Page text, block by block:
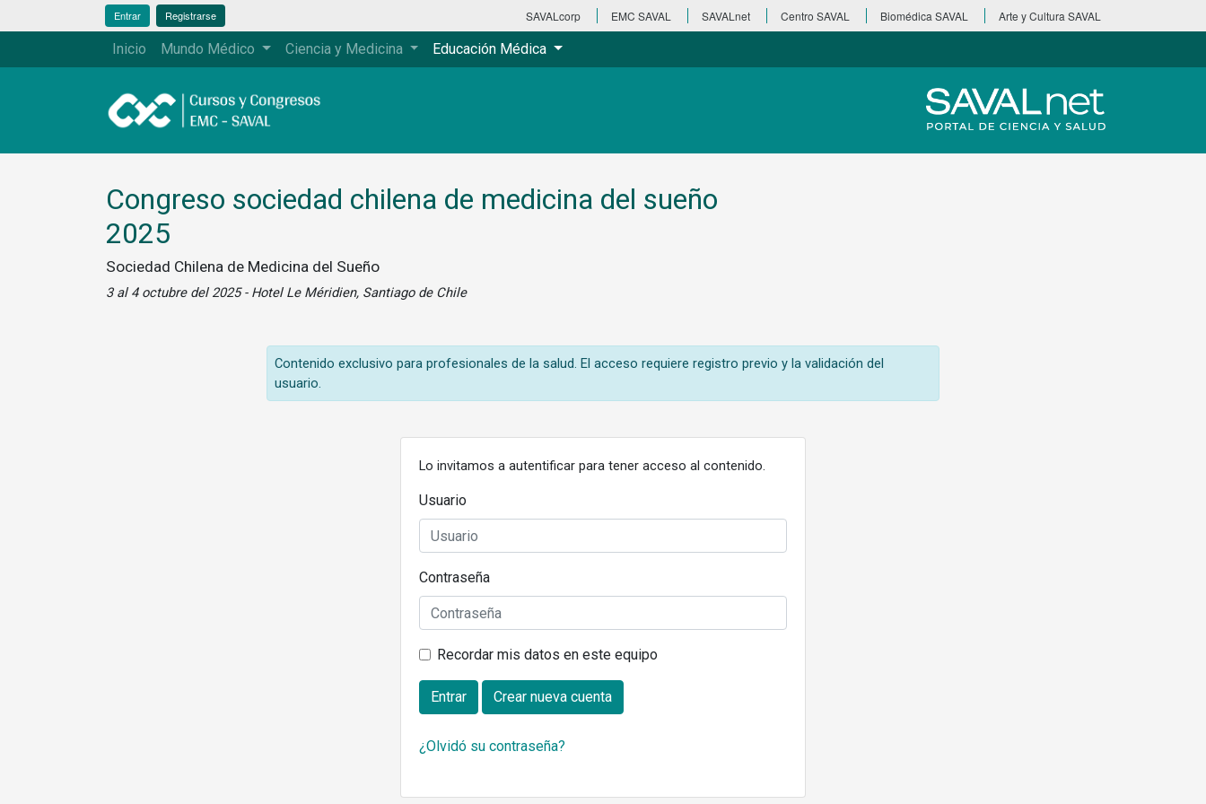
Entrar Registrarse SAVALcorp EMC SAVAL SAVALnet Centro SAVAL Biomédica SAVAL Arte y Cultura SAVAL
Inicio Mundo Médico Ciencia y Medicina Educación Médica
Congreso sociedad chilena de medicina del sueño
2025
Sociedad Chilena de Medicina del Sueño
3 al 4 octubre del 2025 - Hotel Le Méridien, Santiago de Chile
Contenido exclusivo para profesionales de la salud. El acceso requiere registro previo y la validación del
usuario.
Lo invitamos a autentificar para tener acceso al contenido.
Usuario
Contraseña
Recordar mis datos en este equipo
Entrar Crear nueva cuenta
¿Olvidó su contraseña?